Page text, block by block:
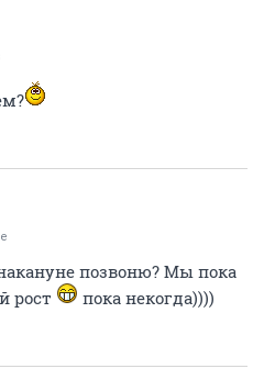
позвоню? Мы пока
рост
пока некогда))))